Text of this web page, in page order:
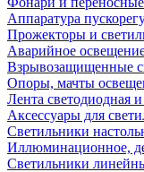
Аппаратура
Прожекторы и
Аварийное
Взрывозащищенные
Опоры, мачты
Лента светодиодная
Аксессуары для
Светильники
Иллюминационное,
Светильники